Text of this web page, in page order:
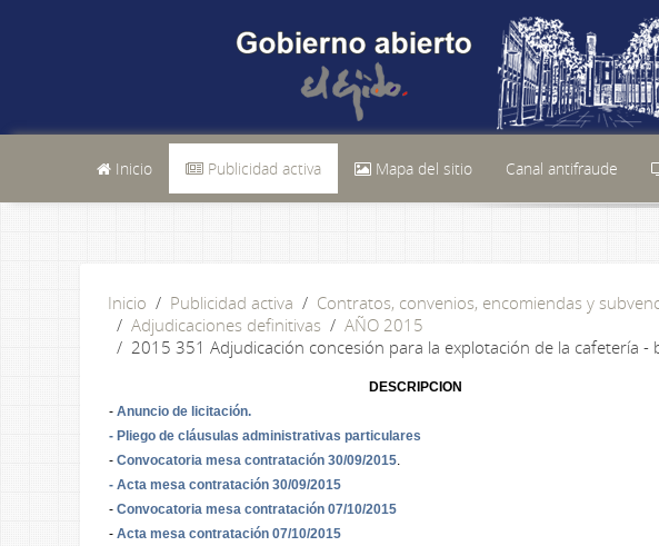
Inicio Publicidad activa Mapa del sitio Canal antifraude
Inicio Publicidad activa Contratos, convenios, encomiendas y
Adjudicaciones definitivas
AÑO 2015
2015 351 Adjudicación concesión para la explotación de la cafetería -
DESCRIPCION
- Anuncio de licitación.
- Pliego de cláusulas administrativas particulares
- Convocatoria mesa contratación 30/09/2015.
- Acta mesa contratación 30/09/2015
- Convocatoria mesa contratación 07/10/2015
- Acta mesa contratación 07/10/2015